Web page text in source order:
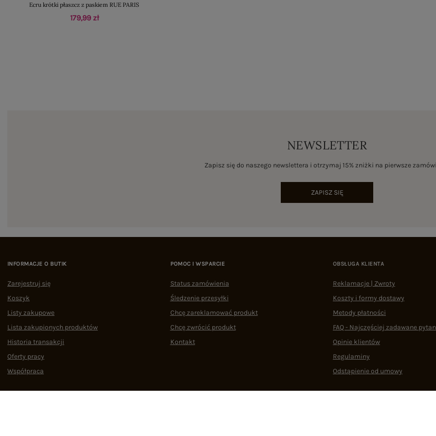
Ecru krótki płaszcz z paskiem RUE PARIS
179,99 zł
NEWSLETTER
Zapisz się do naszego newslettera i otrzymaj 15% zniżki na pierwsze
ZAPISZ SIĘ
INFORMACJE O BUTIK
Zarejestruj się
Koszyk
Listy zakupowe
Lista zakupionych produktów
Historia transakcji
Oferty pracy
Współpraca
POMOC I WSPARCIE
Status zamówienia
Śledzenie przesyłki
Chcę zareklamować produkt
Chcę zwrócić produkt
Kontakt
OBSŁUGA KLIENTA
Reklamacje | Zwroty
Koszty i formy dostawy
Metody płatności
FAQ - Najczęściej zadawane
Opinie klientów
Regulaminy
Odstąpienie od umowy